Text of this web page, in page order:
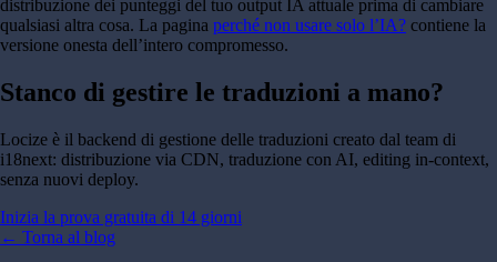
distribuzione dei punteggi del tuo output IA attuale prima di cambiare
qualsiasi altra cosa. La pagina perché non usare solo l’IA? contiene la
versione onesta dell’intero compromesso.
Stanco di gestire le traduzioni a mano?
Locize è il backend di gestione delle traduzioni creato dal team di
i18next: distribuzione via CDN, traduzione con AI, editing in-context,
senza nuovi deploy.
Inizia la prova gratuita di 14 giorni
← Torna al blog